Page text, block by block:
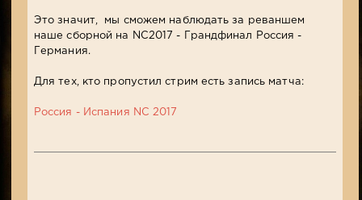
Это значит, мы сможем наблюдать за реваншем
наше сборной на NC2017 - Грандфинал Россия -
Германия.
Для тех, кто пропустил стрим есть запись матча:
Россия - Испания NC 2017